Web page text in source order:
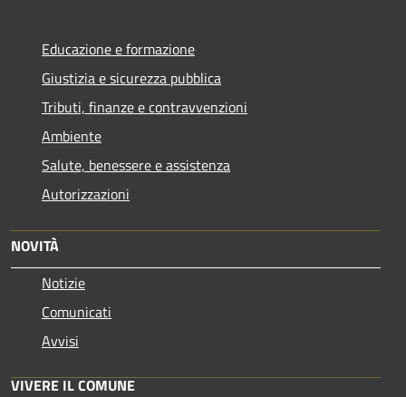
Educazione e formazione
Giustizia e sicurezza pubblica
Tributi, finanze e contravvenzioni
Ambiente
Salute, benessere e assistenza
Autorizzazioni
NOVITÀ
Notizie
Comunicati
Avvisi
VIVERE IL COMUNE